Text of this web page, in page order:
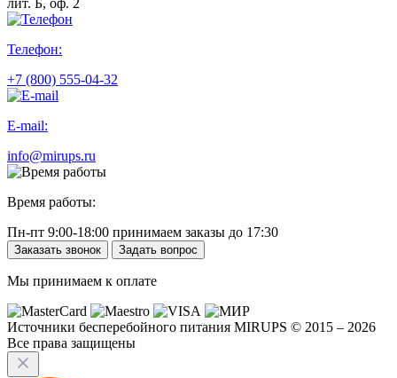
Телефон:
+7 (800) 555-04-32
E-mail:
info@mirups.ru
Время работы:
Пн-пт 9:00-18:00 принимаем заказы до 17:30
Заказать звонок Задать вопрос
Мы принимаем к оплате
Источники бесперебойного питания MIRUPS © 2015 – 2026
Все права защищены